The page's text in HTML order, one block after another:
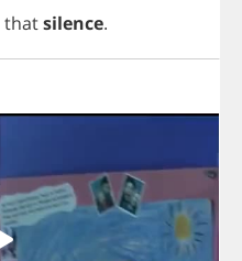
thatsilence.